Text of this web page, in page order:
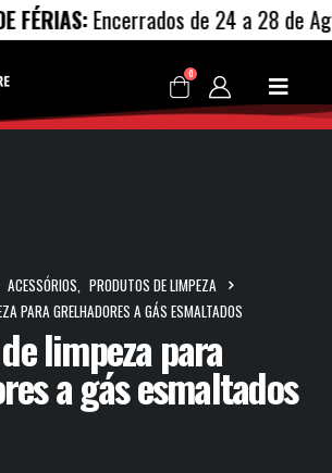
Encerrados de 24 a 28 de
0
limpeza para
a gás esmaltados
ACESSÓRIOS, PRODUTOS DE LIMPEZA
PARA GRELHADORES A GÁS ESMALTADOS